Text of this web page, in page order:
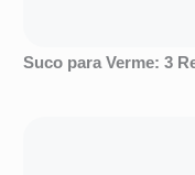
Suco para Verme: 3